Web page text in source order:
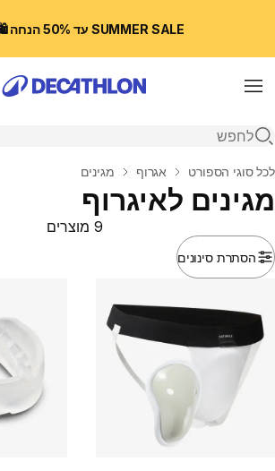
SUMMER SALE עד 50% הנחה 🛍️
Menu
פתיחת חיפוש
בית
לכל סוגי הספורט אגרוף מגינים
מגינים לאיגרוף
הסתרת סינונים
9 מוצרים